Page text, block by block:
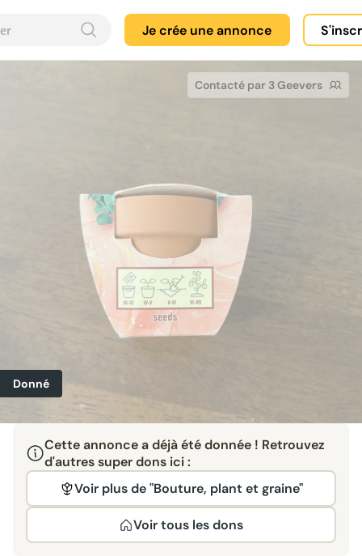
Je crée une annonce
Contacté par 3 Geevers
Donné
Cette annonce a déjà été donnée ! Retrouvez
d'autres super dons ici :
Voir plus de "Bouture, plant et graine"
Voir tous les dons